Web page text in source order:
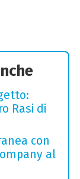
Rasi di
con
al